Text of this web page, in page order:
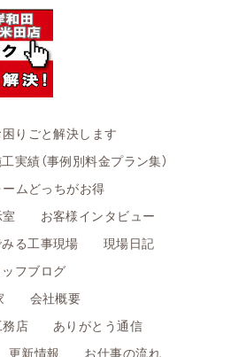
りごと解決します
実績（事例別料金プラン集）
ムどっちがお得
お客様インタビュー
る工事現場
現場日記
フブログ
会社概要
店
ありがとう通信
更新情報
お仕事の流れ